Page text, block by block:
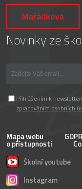
Mařádkova
Novinky ze
Přihlášením k
zpracováním osobních
Mapa webu GDPR
o přístupnosti
Školní youtube
Instagram